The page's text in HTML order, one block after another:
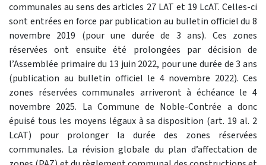
communales au sens des articles 27 LAT et 19 LcAT. Celles-ci
sont entrées en force par publication au bulletin officiel du 8
novembre 2019 (pour une durée de 3 ans). Ces zones
réservées ont ensuite été prolongées par décision de
l’Assemblée primaire du 13 juin 2022, pour une durée de 3 ans
(publication au bulletin officiel le 4 novembre 2022). Ces
zones réservées communales arriveront à échéance le 4
novembre 2025. La Commune de Noble-Contrée a donc
épuisé tous les moyens légaux à sa disposition (art. 19 al. 2
LcAT) pour prolonger la durée des zones réservées
communales. La révision globale du plan d’affectation de